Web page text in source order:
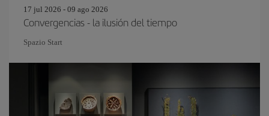
17 jul 2026 - 09 ago 2026
Convergencias - la ilusión del tiempo
Spazio Start